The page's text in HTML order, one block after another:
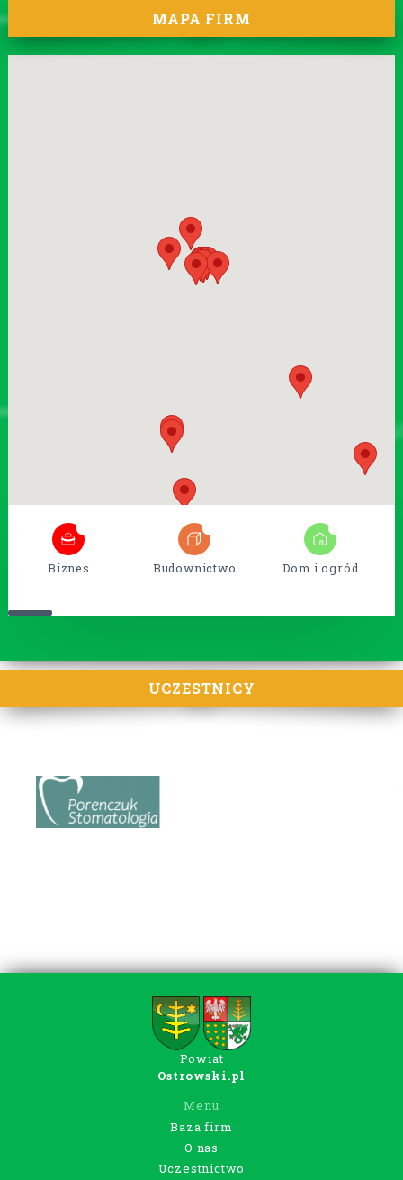
MAPA FIRM
Biznes Budownictwo Dom i ogród
UCZESTNICY
Powiat
Ostrowski.pl
Menu
Baza firm
O nas
Uczestnictwo